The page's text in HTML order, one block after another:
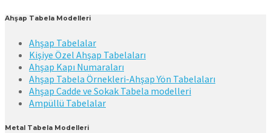
Ahşap Tabela Modelleri
Ahşap Tabelalar
Kişiye Özel Ahşap Tabelaları
Ahşap Kapı Numaraları
Ahşap Tabela Örnekleri-Ahşap Yön Tabelaları
Ahşap Cadde ve Sokak Tabela modelleri
Ampüllü Tabelalar
Metal Tabela Modelleri